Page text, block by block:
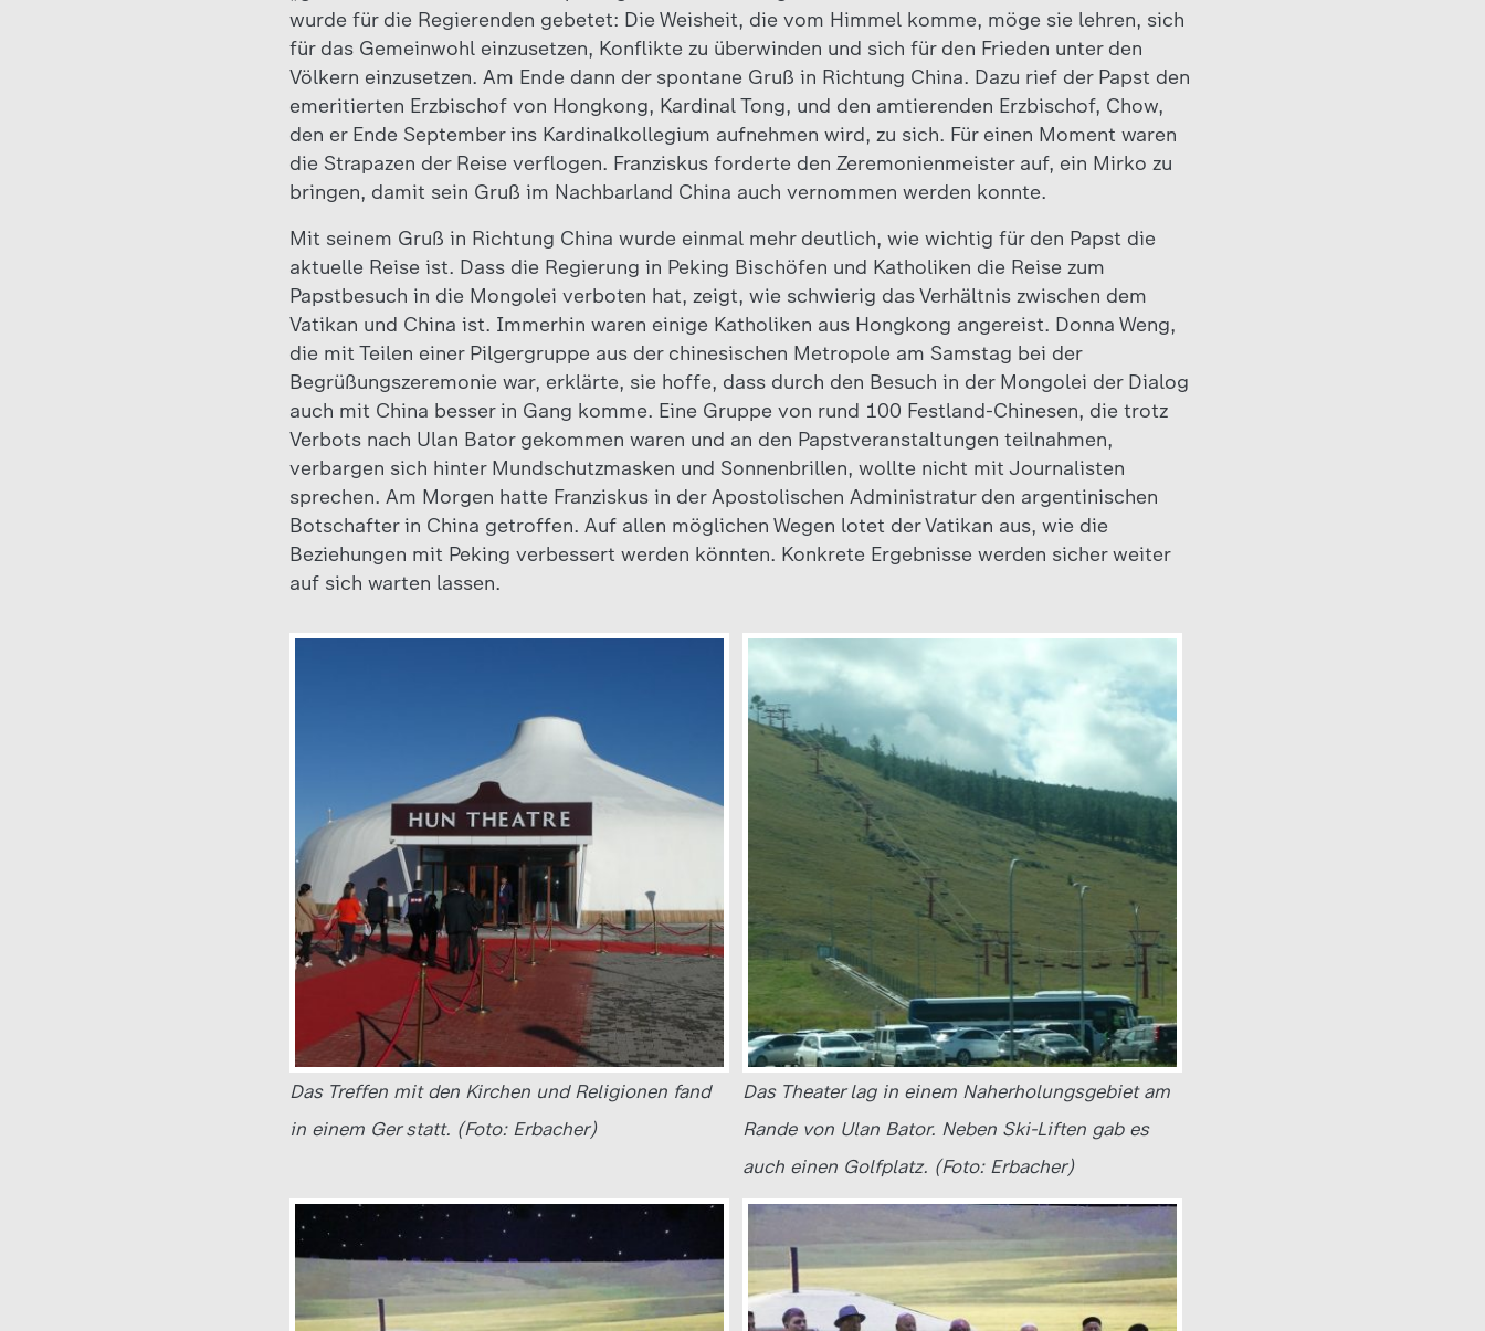
wurde für die Regierenden gebetet: Die Weisheit, die vom Himmel komme, möge sie lehren, sich
für das Gemeinwohl einzusetzen, Konflikte zu überwinden und sich für den Frieden unter den
Völkern einzusetzen. Am Ende dann der spontane Gruß in Richtung China. Dazu rief der Papst den
emeritierten Erzbischof von Hongkong, Kardinal Tong, und den amtierenden Erzbischof, Chow,
den er Ende September ins Kardinalkollegium aufnehmen wird, zu sich. Für einen Moment waren
die Strapazen der Reise verflogen. Franziskus forderte den Zeremonienmeister auf, ein Mirko zu
bringen, damit sein Gruß im Nachbarland China auch vernommen werden konnte.
Mit seinem Gruß in Richtung China wurde einmal mehr deutlich, wie wichtig für den Papst die
aktuelle Reise ist. Dass die Regierung in Peking Bischöfen und Katholiken die Reise zum
Papstbesuch in die Mongolei verboten hat, zeigt, wie schwierig das Verhältnis zwischen dem
Vatikan und China ist. Immerhin waren einige Katholiken aus Hongkong angereist. Donna Weng,
die mit Teilen einer Pilgergruppe aus der chinesischen Metropole am Samstag bei der
Begrüßungszeremonie war, erklärte, sie hoffe, dass durch den Besuch in der Mongolei der Dialog
auch mit China besser in Gang komme. Eine Gruppe von rund 100 Festland-Chinesen, die trotz
Verbots nach Ulan Bator gekommen waren und an den Papstveranstaltungen teilnahmen,
verbargen sich hinter Mundschutzmasken und Sonnenbrillen, wollte nicht mit Journalisten
sprechen. Am Morgen hatte Franziskus in der Apostolischen Administratur den argentinischen
Botschafter in China getroffen. Auf allen möglichen Wegen lotet der Vatikan aus, wie die
Beziehungen mit Peking verbessert werden könnten. Konkrete Ergebnisse werden sicher weiter
auf sich warten lassen.
Das Treffen mit den Kirchen und Religionen fand
in einem Ger statt. (Foto: Erbacher)
Das Theater lag in einem Naherholungsgebiet am
Rande von Ulan Bator. Neben Ski-Liften gab es
auch einen Golfplatz. (Foto: Erbacher)